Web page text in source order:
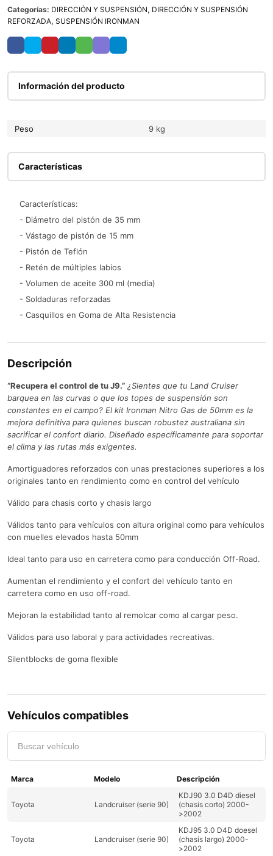
Categorías: DIRECCIÓN Y SUSPENSIÓN, DIRECCIÓN Y SUSPENSIÓN
REFORZADA, SUSPENSIÓN IRONMAN
Información del producto
Peso 9 kg
Características
Características:
- Diámetro del pistón de 35 mm
- Vástago de pistón de 15 mm
- Pistón de Teflón
- Retén de múltiples labios
- Volumen de aceite 300 ml (media)
- Soldaduras reforzadas
- Casquillos en Goma de Alta Resistencia
Descripción
“Recupera el control de tu J9.” ¿Sientes que tu Land Cruiser
barquea en las curvas o que los topes de suspensión son
constantes en el campo? El kit Ironman Nitro Gas de 50mm es la
mejora definitiva para quienes buscan robustez australiana sin
sacrificar el confort diario. Diseñado específicamente para soportar
el clima y las rutas más exigentes.
Amortiguadores reforzados con unas prestaciones superiores a los
originales tanto en rendimiento como en control del vehículo
Válido para chasis corto y chasis largo
Válidos tanto para vehículos con altura original como para vehículos
con muelles elevados hasta 50mm
Ideal tanto para uso en carretera como para conducción Off-Road.
Aumentan el rendimiento y el confort del vehículo tanto en
carretera como en uso off-road.
Mejoran la estabilidad tanto al remolcar como al cargar peso.
Válidos para uso laboral y para actividades recreativas.
Silentblocks de goma flexible
Vehículos compatibles
Toyota Landcruiser (serie 90)
KDJ90 3.0 D4D diesel
(chasis corto) 2000-
>2002
Toyota Landcruiser (serie 90)
KDJ95 3.0 D4D doesel
(chasis largo) 2000-
>2002